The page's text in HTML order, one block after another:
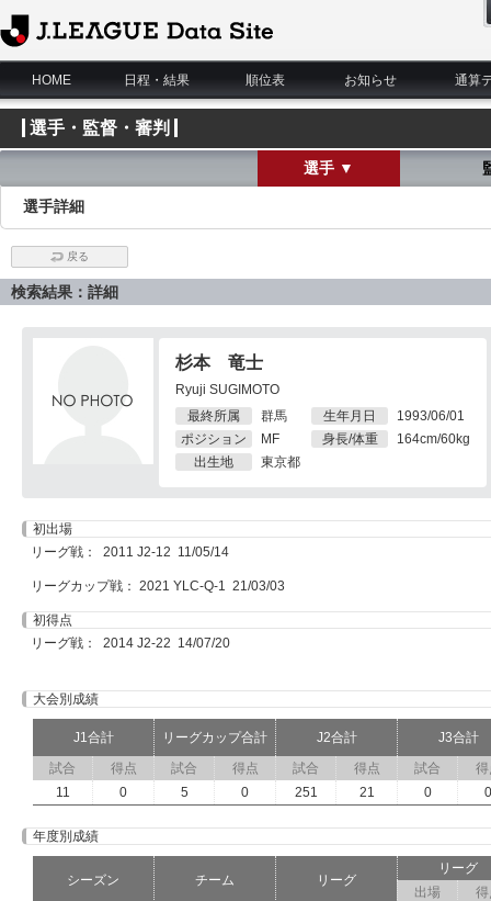
J.League Data Site
HOME
日程・結果 順位表 お知らせ 通算
選手・監督・審判
選手 ▼
選手詳細
戻る
検索結果：詳細
杉本 竜士
Ryuji SUGIMOTO
最終所属
群馬
ポジション
MF
出生地
東京都
生年月日
1993/06/01
身長/体重
164cm/60kg
初出場
リーグ戦： 2011 J2-12 11/05/14
リーグカップ戦： 2021 YLC-Q-1 21/03/03
初得点
リーグ戦： 2014 J2-22 14/07/20
大会別成績
J1合計 リーグカップ合計 J2合計
J3合計
試合
得点 試合 得点 試合 得点 試合
得
11
0 5 0 251 21 0 0
年度別成績
シーズン チーム リーグ
リーグ
出場
得